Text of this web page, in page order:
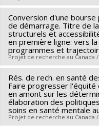
Sources de financement :
Services sociaux
Programmes de
Chercheur principal :
Sources de financement :
sciences humaines du
Programmes de
développement Savoir
Conversion d'une bourse
de démarrage. Titre de
structurels et
en première ligne: vers
programmes et
Projet de recherche au Canada /
Chercheur principal :
Sources de financement :
Québec - Santé (FRSQ)
Programmes de
Rés. de rech. en santé
Faire progresser l'équité
en amont sur les
élaboration des
soins en santé mentale
Projet de recherche au Canada /